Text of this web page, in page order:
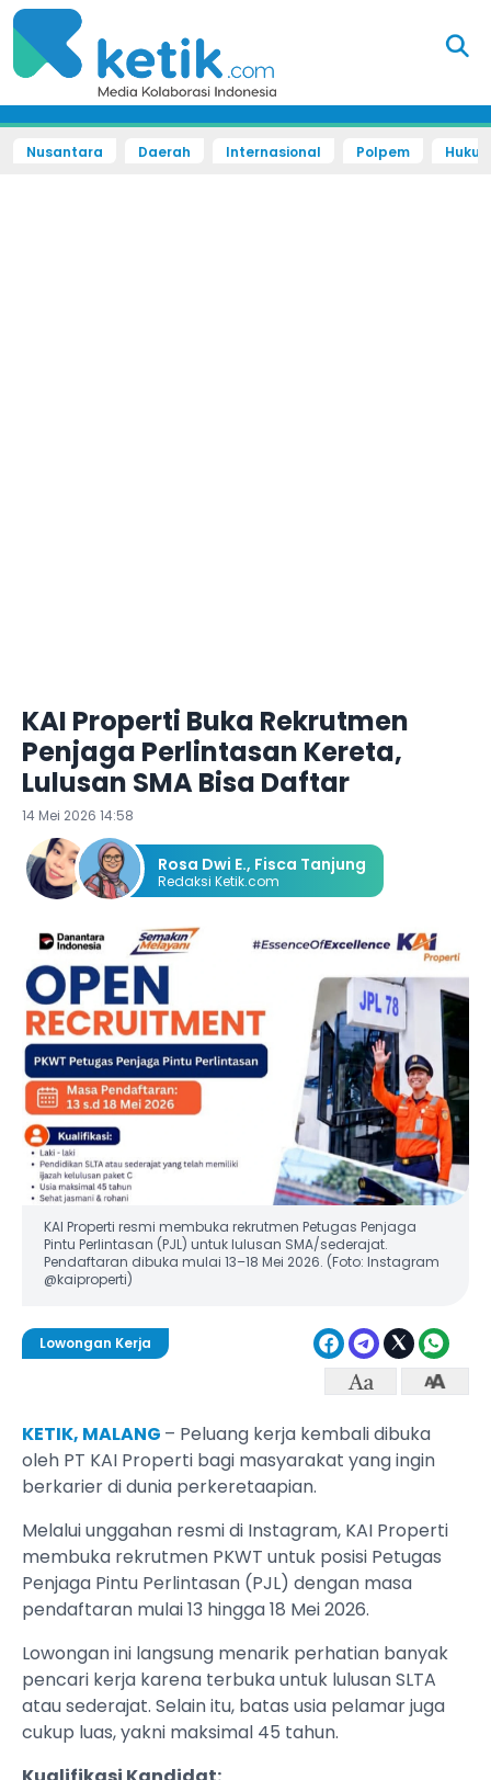
Nusantara Daerah Internasional Polpem
KAI Properti Buka Rekrutmen
Penjaga Perlintasan Kereta,
Lulusan SMA Bisa Daftar
14 Mei 2026 14:58
Rosa Dwi E., Fisca Tanjung
Redaksi Ketik.com
KAI Properti resmi membuka rekrutmen Petugas Penjaga
Pintu Perlintasan (PJL) untuk lulusan SMA/sederajat.
Pendaftaran dibuka mulai 13–18 Mei 2026. (Foto: Instagram
@kaiproperti)
Lowongan Kerja
KETIK, MALANG – Peluang kerja kembali dibuka
oleh PT KAI Properti bagi masyarakat yang ingin
berkarier di dunia perkeretaapian.
Melalui unggahan resmi di Instagram, KAI Properti
membuka rekrutmen PKWT untuk posisi Petugas
Penjaga Pintu Perlintasan (PJL) dengan masa
pendaftaran mulai 13 hingga 18 Mei 2026.
Lowongan ini langsung menarik perhatian banyak
pencari kerja karena terbuka untuk lulusan SLTA
atau sederajat. Selain itu, batas usia pelamar juga
cukup luas, yakni maksimal 45 tahun.